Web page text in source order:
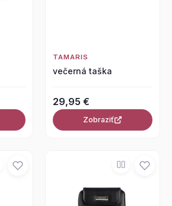
TAMARIS
večerná taška
29,95 €
Zobraziť